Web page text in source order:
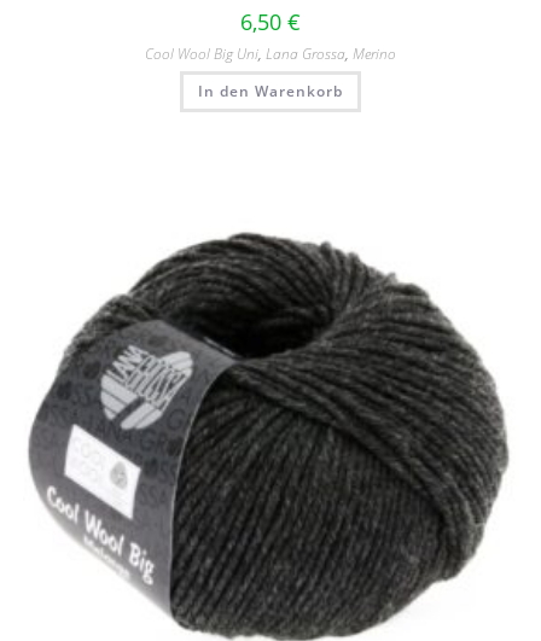
6,50 €
Cool Wool Big Uni, Lana Grossa, Merino
In den Warenkorb